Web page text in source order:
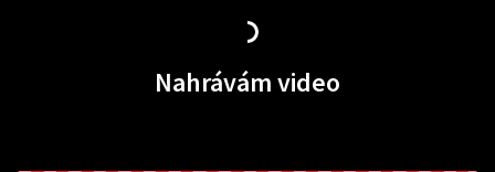
Nahrávám video